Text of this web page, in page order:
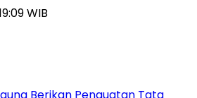
WIB
Berikan Penguatan Tata